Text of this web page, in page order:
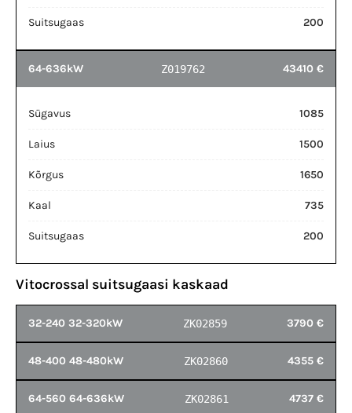
Suitsugaas 200
64-636kW Z019762 43410 €
Sügavus 1085
Laius 1500
Kõrgus 1650
Kaal 735
Suitsugaas 200
Vitocrossal suitsugaasi kaskaad
32-240 32-320kW ZK02859 3790 €
48-400 48-480kW ZK02860 4355 €
64-560 64-636kW ZK02861 4737 €